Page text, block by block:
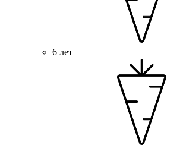
6 лет